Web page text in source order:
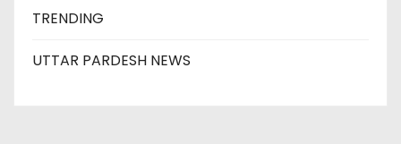
TRENDING
UTTAR PARDESH NEWS